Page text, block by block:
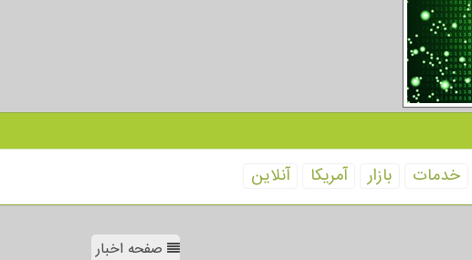
خدمات بازار آمریكا آنلاین
صفحه اخبار